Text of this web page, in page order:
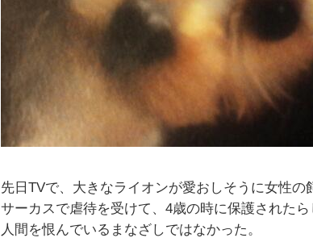
先日TVで、大きなライオンが愛おしそうに女性の
サーカスで虐待を受けて、4歳の時に保護された
人間を恨んでいるまなざしではなかった。